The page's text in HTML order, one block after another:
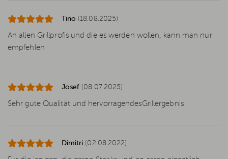
Tino (18.08.2025)
An allen Grillprofis und die es werden wollen, kann man nur
empfehlen
Josef (08.07.2025)
Sehr gute Qualität und hervorragendesGrillergebnis
Dimitri (02.08.2022)